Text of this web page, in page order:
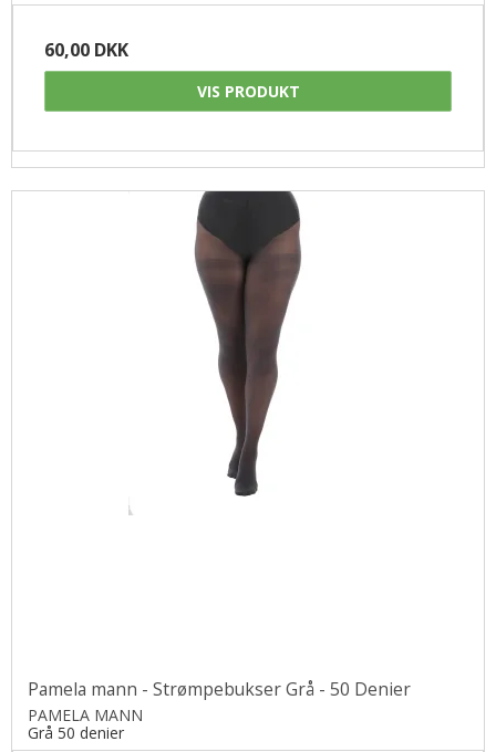
60,00 DKK
VIS PRODUKT
Pamela mann - Strømpebukser Grå - 50 Denier
PAMELA MANN
Grå 50 denier